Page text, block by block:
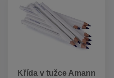
Křída v tužce Amann